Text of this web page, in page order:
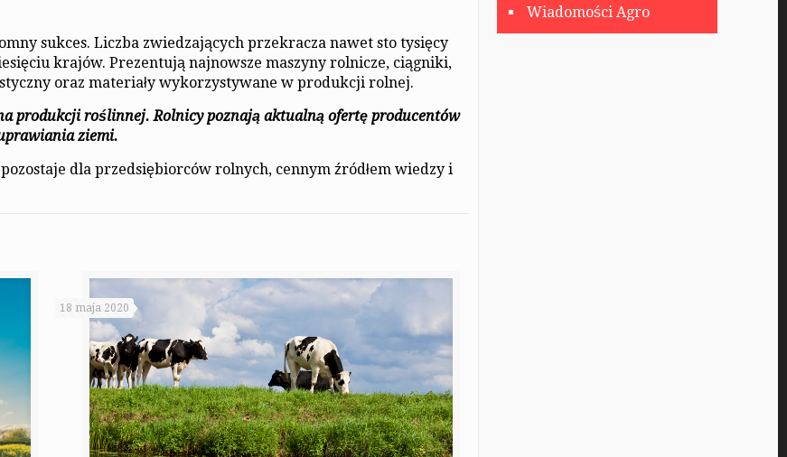
sukces. Liczba zwiedzających przekracza nawet sto tysięcy
krajów. Prezentują najnowsze maszyny rolnicze, ciągniki,
oraz materiały wykorzystywane w produkcji rolnej.
produkcji roślinnej. Rolnicy poznają aktualną ofertę producentów
ziemi.
dla przedsiębiorców rolnych, cennym źródłem wiedzy i
18 maja 2020
Wiadomości Agro